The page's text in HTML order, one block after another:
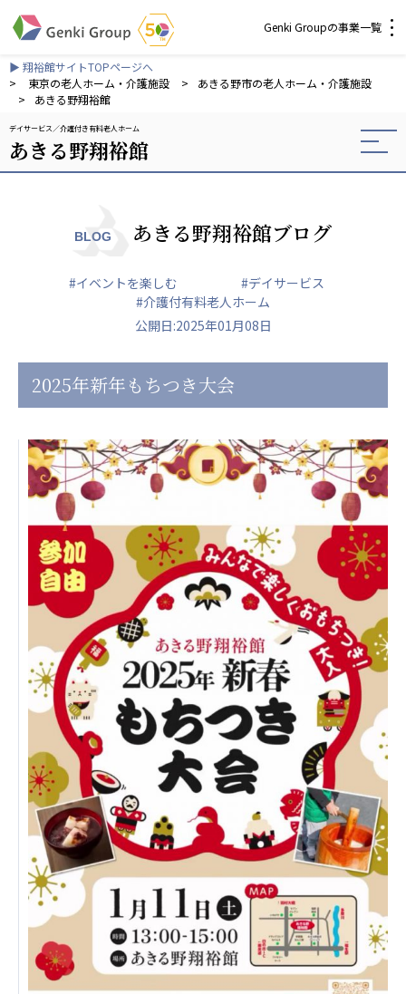
Genki Groupの事業一覧
介護・福祉
社会福祉法人 元気村グループ
社会福祉法人元気村
社会福祉法人長寿の森
株式会社 サンガジャパン
株式会社日本遮蔽技研
株式会社Genkiリレーションズ
一般社団法人 日本高齢者福祉協会
株式会社 爽やかな風沖縄
爽やかな風 中部エリア
爽やかな風 那覇エリア
株式会社 鷹揚館
鷹揚館
社会福祉法人 共生会
特別養護老人ホーム 共生の家
株式会社 アジアメデカ元気事業団
アジアメデカ元気事業団
株式会社 爽やかな風九州
爽やかな風九州
株式会社 七星
七星
社会福祉法人 福ふく
福ふく
株式会社 せきれい
せきれい
社会福祉法人 心の会
心の会
医療（共に生きる仲間達）
医療法人社団 美翔会
聖心美容クリニック
S-Labo（渋谷院）
医療法人社団 デンタルケアコミュニティ
▶ 翔裕館サイトTOPページへ
>
東京の老人ホーム・介護施設 >
あきる野市の老人ホーム・介護施設
>
あきる野翔裕館
デイサービス 介護付き有料老人ホーム
あきる野翔裕館
BLOG あきる野翔裕館ブログ
#イベントを楽しむ
#デイサービス
#介護付有料老人ホーム
公開日:2025年01月08日
2025年新年もちつき大会